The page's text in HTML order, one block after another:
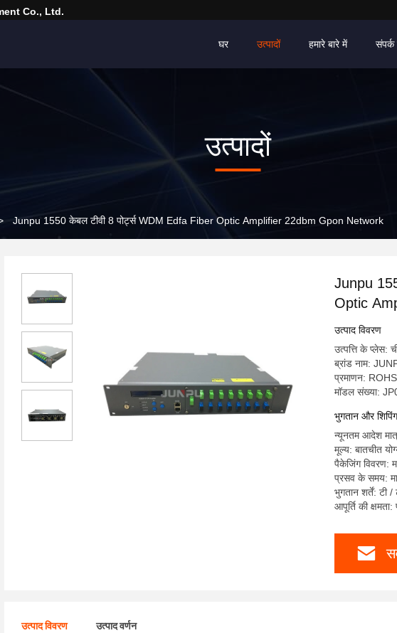
Co., Ltd.
घर उत्पादों हमारे बारे में
उत्पादों
Junpu 1550 केबल टीवी 8 पोर्ट्स WDM Edfa Fiber Optic Amplifier 22dbm Gpon Network
Junpu
Optic
उत्पाद विवरण
उत्पत्ति के प्लेस:
ब्रांड नाम:
प्रमाणन:
मॉडल संख्या:
भुगतान और
न्यूनतम आदेश
मूल्य: बातचीत
पैकेजिंग विवरण:
प्रसव के समय:
भुगतान शर्तें: टी /
आपूर्ति की
उत्पाद विवरण उत्पाद वर्णन